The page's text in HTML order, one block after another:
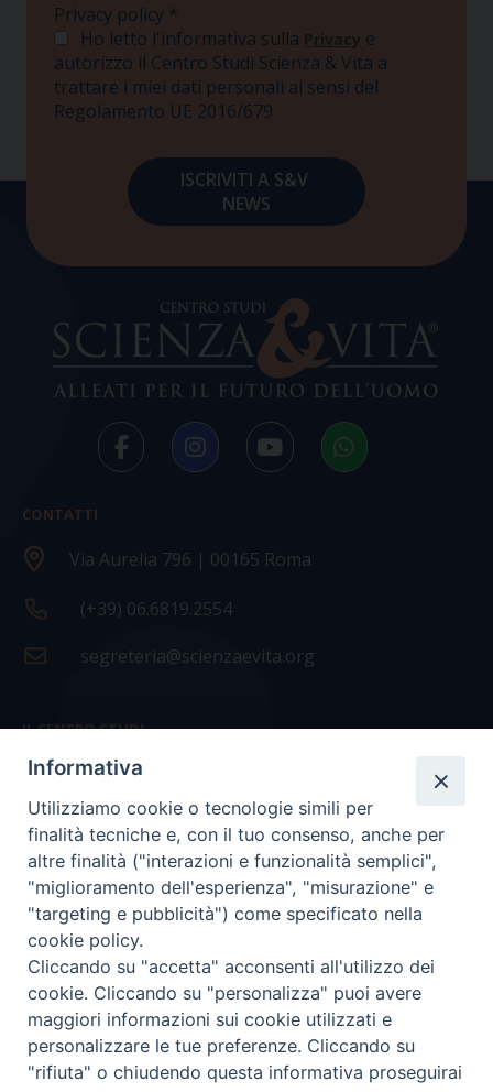
Privacy policy *
Ho letto l'informativa sulla Privacy e
autorizzo il Centro Studi Scienza & Vita a
trattare i miei dati personali ai sensi del
Regolamento UE 2016/679
CONTATTI
Via Aurelia 796 | 00165 Roma
(+39) 06.6819.2554
segreteria@scienzaevita.org
IL CENTRO STUDI
La nostra storia
Statuto
Presidenza e ufficio presidenza
Consiglio scientifico
Coordinamento nazionale
COPYRIGHT Scienza & Vita - C.F96600690588- Tutti i
Informativa
Utilizziamo cookie o tecnologie simili per
finalità tecniche e, con il tuo consenso, anche per
altre finalità ("interazioni e funzionalità semplici",
"miglioramento dell'esperienza", "misurazione" e
"targeting e pubblicità") come specificato nella
cookie policy.
Cliccando su "accetta" acconsenti all'utilizzo dei
cookie. Cliccando su "personalizza" puoi avere
maggiori informazioni sui cookie utilizzati e
personalizzare le tue preferenze. Cliccando su
"rifiuta" o chiudendo questa informativa proseguirai